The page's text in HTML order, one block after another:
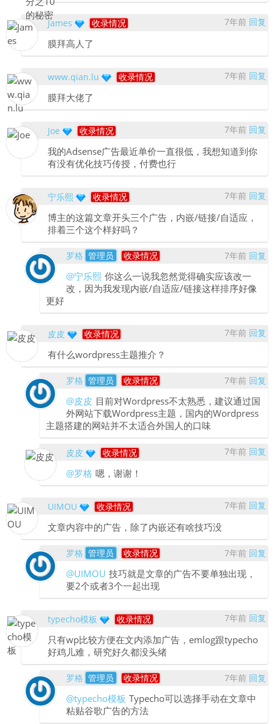
James 收录情况 7年前 回复
膜拜高人了
www.qian.lu 收录情况 7年前 回复
膜拜大佬了
Joe 收录情况 7年前 回复
我的Adsense广告最近单价一直很低，我想知道到你
有没有优化技巧传授，付费也行
宁乐熙 收录情况 7年前 回复
博主的这篇文章开头三个广告，内嵌/链接/自适应，
排着三个这个样好吗？
罗格 管理员 收录情况 7年前 回复
@宁乐熙 你这么一说我忽然觉得确实应该改一
改，因为我发现内嵌/自适应/链接这样排序好像
更好
皮皮 收录情况 7年前 回复
有什么wordpress主题推介？
罗格 管理员 收录情况 7年前 回复
@皮皮 目前对Wordpress不太熟悉，建议通过国
外网站下载Wordpress主题，国内的Wordpress
主题搭建的网站并不太适合外国人的口味
皮皮 收录情况 7年前 回复
@罗格 嗯，谢谢！
UIMOU 收录情况 7年前 回复
文章内容中的广告，除了内嵌还有啥技巧没
罗格 管理员 收录情况 7年前 回复
@UIMOU 技巧就是文章的广告不要单独出现，
要2个或者3个一起出现
typecho模板 收录情况 7年前 回复
只有wp比较方便在文内添加广告，emlog跟typecho
好鸡儿难，研究好久都没头绪
罗格 管理员 收录情况 7年前 回复
@typecho模板 Typecho可以选择手动在文章中
粘贴谷歌广告的方法